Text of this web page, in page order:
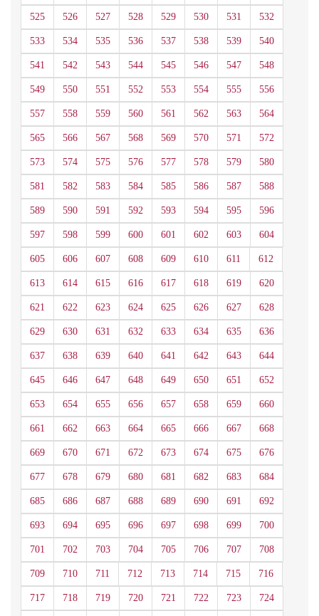
525 526 527 528 529 530 531 532
533 534 535 536 537 538 539 540
541 542 543 544 545 546 547 548
549 550 551 552 553 554 555 556
557 558 559 560 561 562 563 564
565 566 567 568 569 570 571 572
573 574 575 576 577 578 579 580
581 582 583 584 585 586 587 588
589 590 591 592 593 594 595 596
597 598 599 600 601 602 603 604
605 606 607 608 609 610 611 612
613 614 615 616 617 618 619 620
621 622 623 624 625 626 627 628
629 630 631 632 633 634 635 636
637 638 639 640 641 642 643 644
645 646 647 648 649 650 651 652
653 654 655 656 657 658 659 660
661 662 663 664 665 666 667 668
669 670 671 672 673 674 675 676
677 678 679 680 681 682 683 684
685 686 687 688 689 690 691 692
693 694 695 696 697 698 699 700
701 702 703 704 705 706 707 708
709 710 711 712 713 714 715 716
717 718 719 720 721 722 723 724